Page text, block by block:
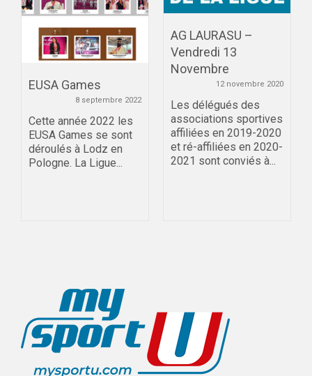
EUSA Games
8 septembre 2022
Cette année 2022 les
EUSA Games se sont
déroulés à Lodz en
Pologne. La Ligue...
AG LAURASU –
Vendredi 13
Novembre
12 novembre 2020
Les délégués des
associations sportives
affiliées en 2019-2020
et ré-affiliées en 2020-
2021 sont conviés à...